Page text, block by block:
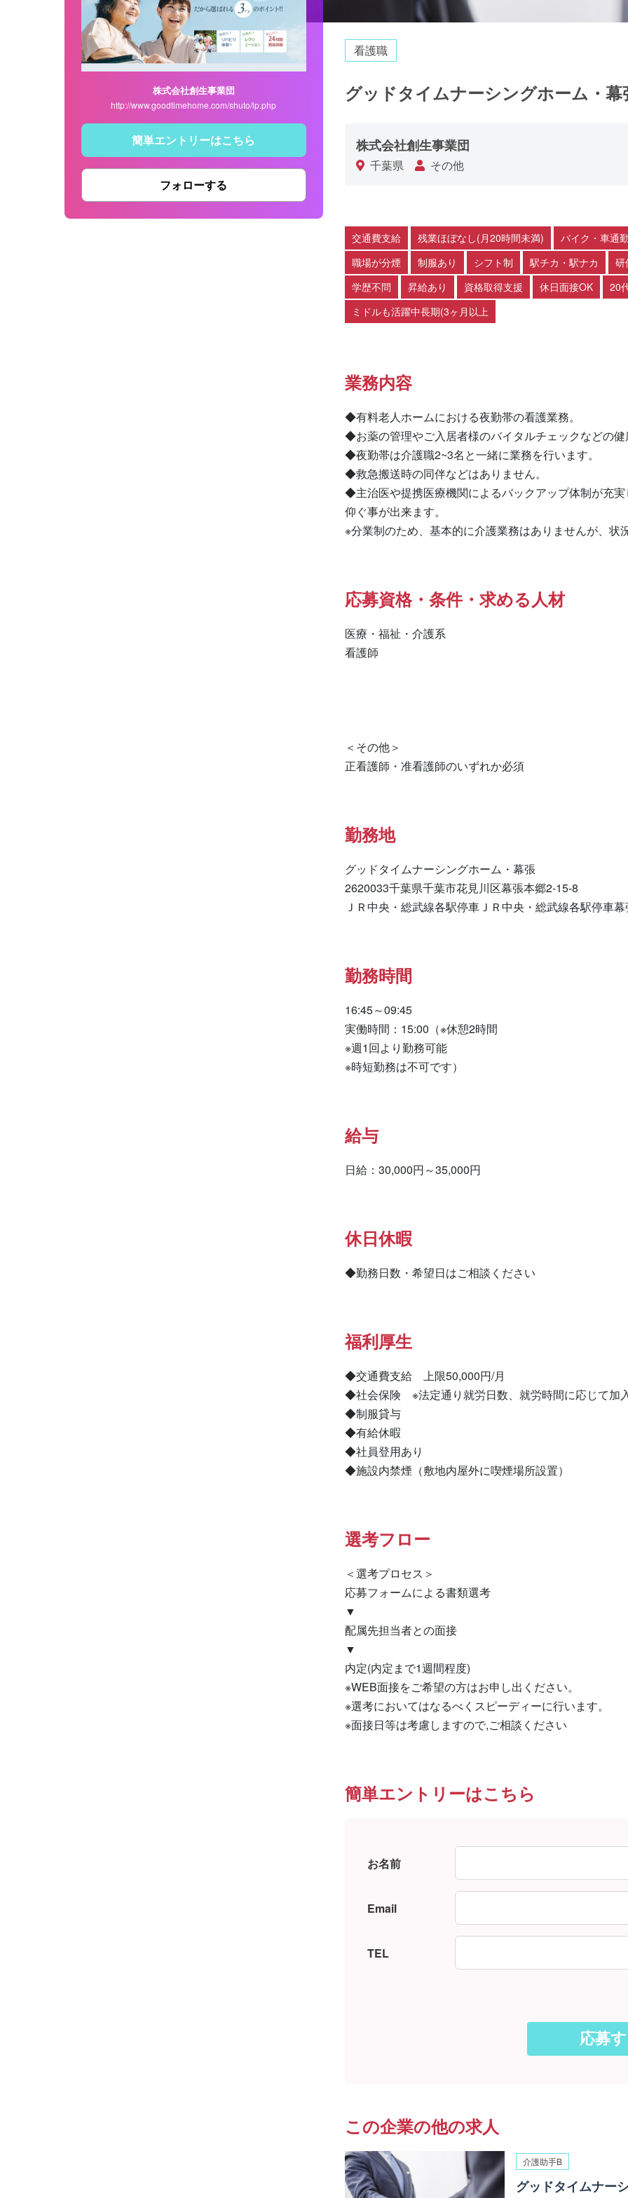
株式会社創生事業団
http://www.goodtimehome.com/shuto/lp.php
簡単エントリーはこちら
フォローする
看護職
グッドタイムナーシングホーム・
株式会社創生事業団
千葉県 その他
交通費支給 残業ほぼなし(月20時間未満) バイク・車通
職場が分煙
制服あり シフト制 駅チカ・駅ナカ 研
学歴不問
昇給あり 資格取得支援 休日面接OK 20
ミドルも活躍中長期(3ヶ月以上
業務内容
◆有料老人ホームにおける夜勤帯の看護業務。
◆お薬の管理やご入居者様のバイタルチェックなどの健
◆夜勤帯は介護職2~3名と一緒に業務を行います。
◆救急搬送時の同伴などはありません。
◆主治医や提携医療機関によるバックアップ体制が充
仰ぐ事が出来ます。
※分業制のため、基本的に介護業務はありませんが、状
応募資格・条件・求める人材
医療・福祉・介護系
看護師
＜その他＞
正看護師・准看護師のいずれか必須
勤務地
グッドタイムナーシングホーム・幕張
2620033千葉県千葉市花見川区幕張本郷2-15-8
ＪＲ中央・総武線各駅停車ＪＲ中央・総武線各駅停車
勤務時間
16:45～09:45
実働時間：15:00（※休憩2時間
※週1回より勤務可能
※時短勤務は不可です）
給与
日給：30,000円～35,000円
休日休暇
◆勤務日数・希望日はご相談ください
福利厚生
◆交通費支給　上限50,000円/月
◆社会保険　※法定通り就労日数、就労時間に応じて加
◆制服貸与
◆有給休暇
◆社員登用あり
◆施設内禁煙（敷地内屋外に喫煙場所設置）
選考フロー
＜選考プロセス＞
応募フォームによる書類選考
▼
配属先担当者との面接
▼
内定(内定まで1週間程度)
※WEB面接をご希望の方はお申し出ください。
※選考においてはなるべくスピーディーに行います。
※面接日等は考慮しますので,ご相談ください
簡単エントリーはこちら
お名前
Email
TEL
この企業の他の求人
介護助手B
グッドタイムナー